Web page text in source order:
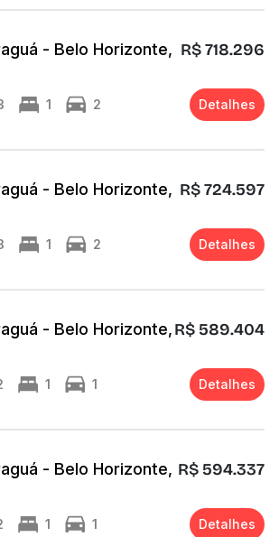
- Belo Horizonte, R$ 718.296
1 2 Detalhes
- Belo Horizonte, R$ 724.597
1 2 Detalhes
- Belo Horizonte,R$ 589.404
1 1 Detalhes
- Belo Horizonte, R$ 594.337
1 1 Detalhes